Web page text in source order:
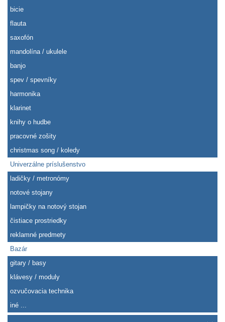
bicie
flauta
saxofón
mandolína / ukulele
banjo
spev / spevníky
harmonika
klarinet
knihy o hudbe
pracovné zošity
christmas song / koledy
Univerzálne príslušenstvo
ladičky / metronómy
notové stojany
lampičky na notový stojan
čistiace prostriedky
reklamné predmety
Bazár
gitary / basy
klávesy / moduly
ozvučovacia technika
iné ...